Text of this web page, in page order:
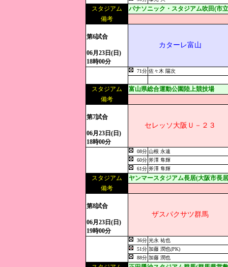
スタジアム
パナソニック・スタジアム吹田(市
備考
第6試合
06月23日(日)
18時00分
カターレ富山
71分 佐々木 陽次
スタジアム
富山県総合運動公園陸上競技場
備考
第7試合
06月23日(日)
18時00分
セレッソ大阪Ｕ－２３
08分 山根 永遠
60分 斧澤 隼輝
61分 斧澤 隼輝
スタジアム
ヤンマースタジアム長居(大阪市長
備考
第8試合
06月23日(日)
19時00分
ザスパクサツ群馬
36分 光永 祐也
51分 加藤 潤也(PK)
88分 加藤 潤也